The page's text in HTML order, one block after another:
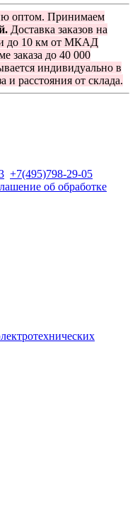
оптом. Принимаем
Доставка заказов на
до 10 км от МКАД
заказа до 40 000
индивидуально в
и расстояния от склада.
+7(495)798-29-05
об обработке